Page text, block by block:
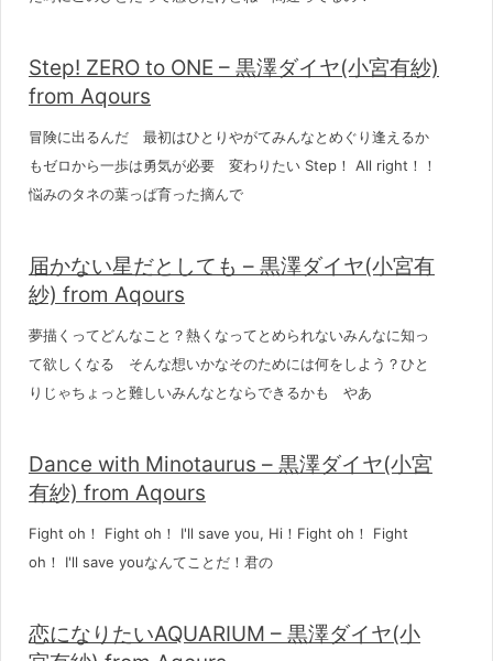
Step! ZERO to ONE – 黒澤ダイヤ(小宮有紗)
from Aqours
冒険に出るんだ 最初はひとりやがてみんなとめぐり逢えるか
もゼロから一歩は勇気が必要 変わりたい Step！ All right！！
悩みのタネの葉っぱ育った摘んで
届かない星だとしても – 黒澤ダイヤ(小宮有
紗) from Aqours
夢描くってどんなこと？熱くなってとめられないみんなに知っ
て欲しくなる そんな想いかなそのためには何をしよう？ひと
りじゃちょっと難しいみんなとならできるかも やあ
Dance with Minotaurus – 黒澤ダイヤ(小宮
有紗) from Aqours
Fight oh！ Fight oh！ I'll save you, Hi！Fight oh！ Fight
oh！ I'll save youなんてことだ！君の
恋になりたいAQUARIUM – 黒澤ダイヤ(小